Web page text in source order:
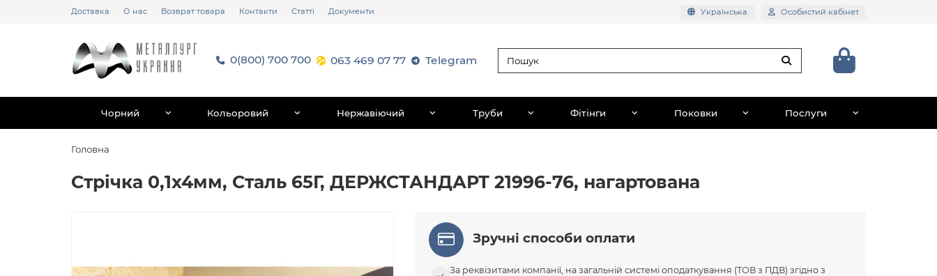
Доставка О нас Возврат товара Контакти Статті Документи Українська Особистий кабінет
0(800) 700 700 063 469 07 77 Telegram
Чорний Кольоровий Нержавіючий Труби Фітінги Поковки Послуги
Головна
Стрічка 0,1х4мм, Сталь 65Г, ДЕРЖСТАНДАРТ 21996-76, нагартована
Зручні способи оплати
За реквізитами компанії, на загальній системі оподаткування (ТОВ з ПДВ) згідно з